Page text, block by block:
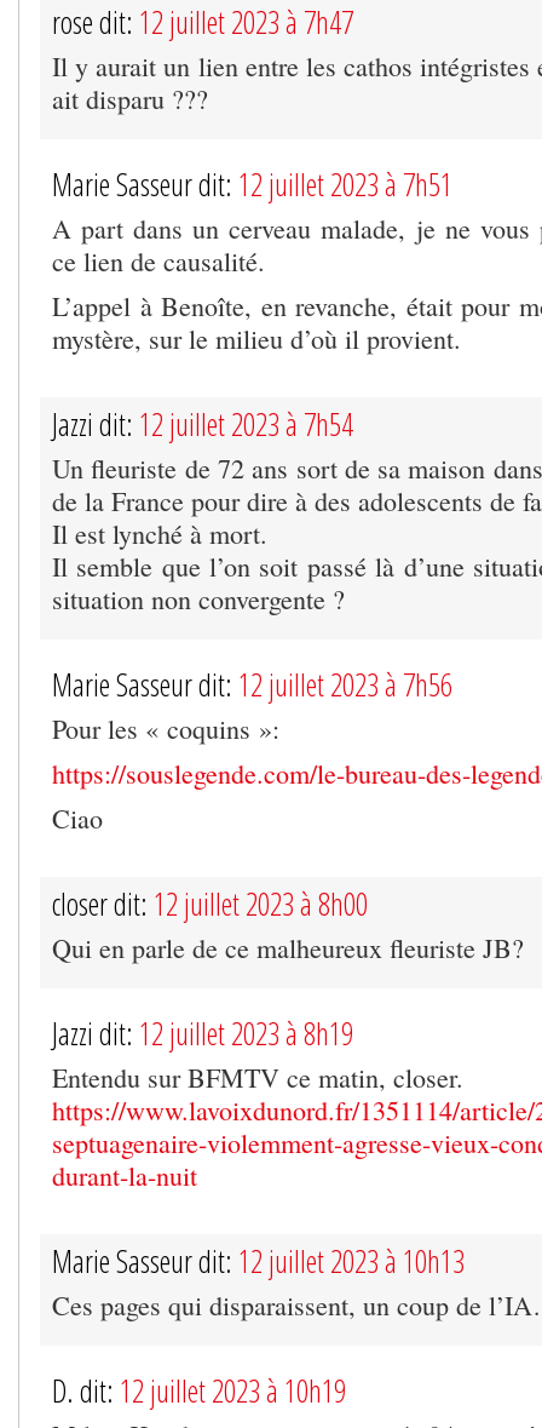
rose dit: 12 juillet 2023 à 7h47
Il y aurait un lien entre les cathos
ait disparu ???
Marie Sasseur dit: 12 juillet 2023 à 7h51
A part dans un cerveau malade, je ne
ce lien de causalité.
L’appel à Benoîte, en revanche, était pour
mystère, sur le milieu d’où il provient.
Jazzi dit: 12 juillet 2023 à 7h54
Un fleuriste de 72 ans sort de sa maison
de la France pour dire à des adolescents de
Il est lynché à mort.
Il semble que l’on soit passé là d’une
situation non convergente ?
Marie Sasseur dit: 12 juillet 2023 à 7h56
Pour les « coquins »:
https://souslegende.com/le-bureau-des-
Ciao
closer dit: 12 juillet 2023 à 8h00
Qui en parle de ce malheureux fleuriste JB?
Jazzi dit: 12 juillet 2023 à 8h19
Entendu sur BFMTV ce matin, closer.
https://www.lavoixdunord.fr/1351114/
septuagenaire-violemment-agresse-vieux-
durant-la-nuit
Marie Sasseur dit: 12 juillet 2023 à 10h13
Ces pages qui disparaissent, un coup de
D. dit: 12 juillet 2023 à 10h19